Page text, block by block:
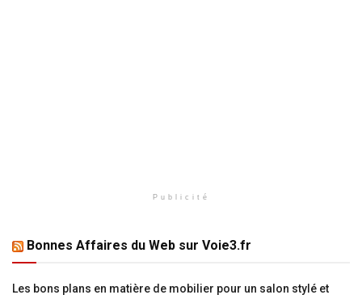
Publicité
Bonnes Affaires du Web sur Voie3.fr
Les bons plans en matière de mobilier pour un salon stylé et